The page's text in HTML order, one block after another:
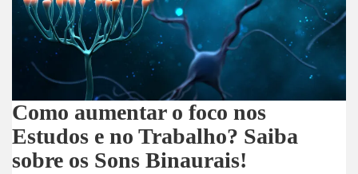
Como aumentar o foco nos
Estudos e no Trabalho? Saiba
sobre os Sons Binaurais!